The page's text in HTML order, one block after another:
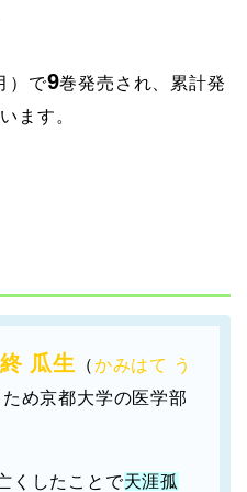
）で9巻発売され、累計発
ます。
瓜生 （かみはて う
め京都大学の医学部
くしたことで天涯孤